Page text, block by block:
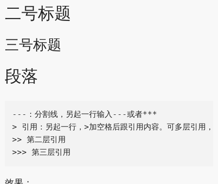
二号标题
三号标题
段落
---：分割线，另起一行输入---或者***
> 引用：另起一行，>加空格后跟引用内容。可多层引用，
>> 第二层引用